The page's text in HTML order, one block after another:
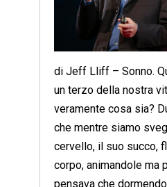
di Jeff Lliff – Sonno.
un terzo della nostra
veramente cosa sia?
che mentre siamo
cervello, il suo succo,
corpo, animandole ma
pensava che